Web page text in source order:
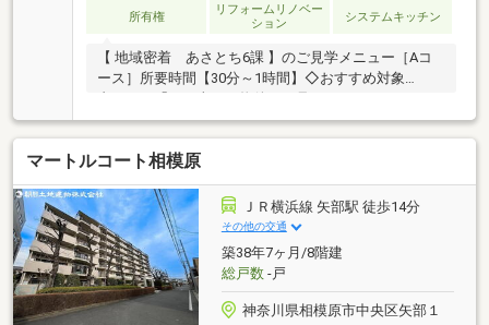
所有権
リフォームリノベー
ション
システムキッチン
【 地域密着 あさとち6課 】のご見学メニュー［Aコ
ース］所要時間【30分～1時間】◇おすすめ対象
方に最適です(^^)/［Bコース］所要時間【2時間～5時
間】◇おすすめ対象者・・・「本命の物件にあわせ
て、同条件の物件も比較しながら見学したい！」とい
う方に最適です(^^)/［Cコース］所要時間【5時間～8
時間】◇おすすめ対象者・・・「マイホーム探しは今
日が初めて！」という方に最適です(^^)/お住まい探し
がはじめての方に「不動産の基本知識」「住宅ローン
の基本知識」の説明会つきコースお住まい探しは営業
6課にお任せください！
マートルコート相模原
ＪＲ横浜線 矢部駅 徒歩14分
その他の交通
築38年7ヶ月/8階建
総戸数-戸
神奈川県相模原市中央区矢部１